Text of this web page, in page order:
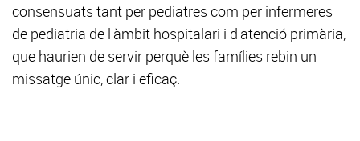
consensuats tant per pediatres com per infermeres
de pediatria de l'àmbit hospitalari i d'atenció primària,
que haurien de servir perquè les famílies rebin un
missatge únic, clar i eficaç.